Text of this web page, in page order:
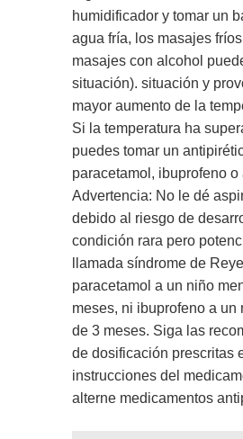
humidificador y tomar un
agua fría, los masajes
masajes con alcohol
situación). situación y
mayor aumento de la
Si la temperatura ha
puedes tomar un
paracetamol, ibuprofeno o
Advertencia: No le dé
debido al riesgo de
condición rara pero
llamada síndrome de
paracetamol a un niño
meses, ni ibuprofeno a un
de 3 meses. Siga las
de dosificación prescritas
instrucciones del
alterne medicamentos